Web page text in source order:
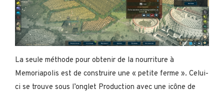
La seule méthode pour obtenir de la nourriture à
Memoriapolis est de construire une « petite ferme ». Celui-
ci se trouve sous l’onglet Production avec une icône de